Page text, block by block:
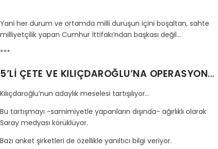
Yani her durum ve ortamda milli duruşun içini boşaltan, sahte
milliyetçilik yapan Cumhur İttifakı’ndan başkası değil...
***
5’Lİ ÇETE VE KILIÇDAROĞLU’NA OPERASYON...
Kılıçdaroğlu’nun adaylık meselesi tartışılıyor...
Bu tartışmayı -samimiyetle yapanların dışında- ağırlıklı olarak
Saray medyası körüklüyor.
Bazı anket şirketleri de özellikle yanıltıcı bilgi veriyor.